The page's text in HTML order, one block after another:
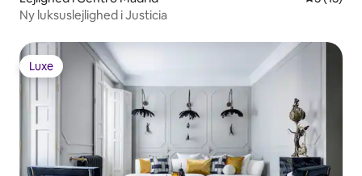
Ny luksuslejlighed i Justicia
Luxe
Luxe